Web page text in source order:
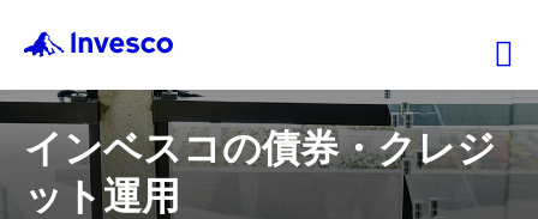
ファンド情報
インベスコの債券・クレジ
ット運用